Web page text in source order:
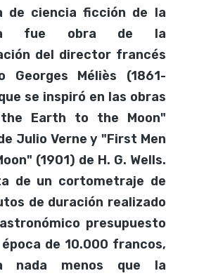
de ciencia ficción de la
fue obra de la
del director francés
Georges Méliès (1861-
se inspiró en las obras
Earth to the Moon"
Julio Verne y "First Men
(1901) de H. G. Wells.
de un cortometraje de
de duración realizado
presupuesto
de 10.000 francos,
nada menos que la